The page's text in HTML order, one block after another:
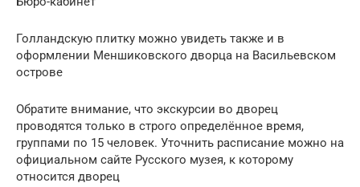
Голландскую плитку можно увидеть также и в
оформлении Меншиковского дворца на Васильевском
острове
Обратите внимание, что экскурсии во дворец
проводятся только в строго определённое время,
группами по 15 человек. Уточнить расписание можно на
официальном сайте Русского музея, к которому
относится дворец